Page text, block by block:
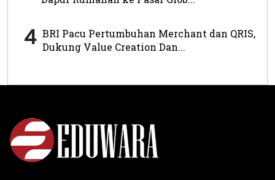
4 BRI Pacu Pertumbuhan Merchant dan QRIS,
Dukung Value Creation Dan...